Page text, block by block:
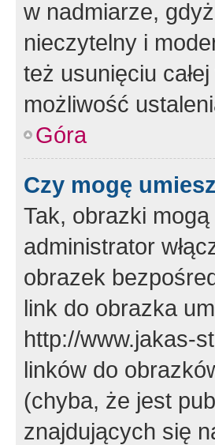
w nadmiarze,
nieczytelny i
też usunięciu
możliwość
Góra
Czy mogę
Tak, obrazki
administrator
obrazek
link do obrazka
http://www.jakas-
linków do
(chyba, że jest
znajdujących się